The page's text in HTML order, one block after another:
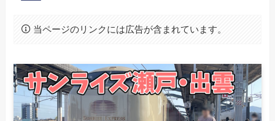
当ページのリンクには広告が含まれています。